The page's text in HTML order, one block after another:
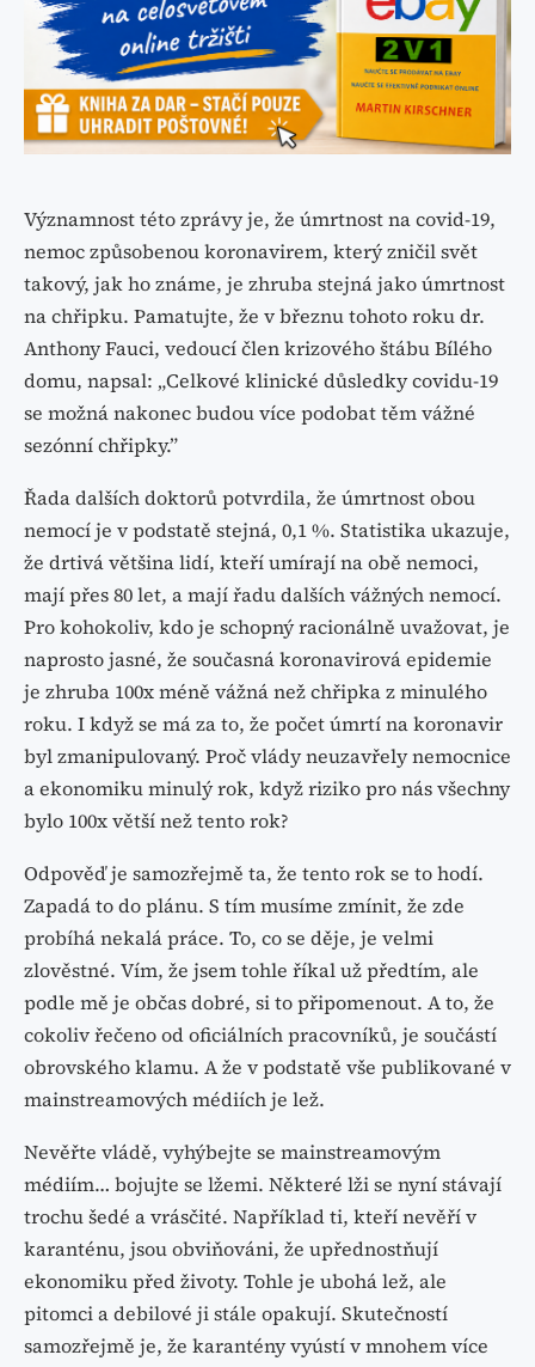
Významnost této zprávy je, že úmrtnost na covid-19,
nemoc způsobenou koronavirem, který zničil svět
takový, jak ho známe, je zhruba stejná jako úmrtnost
na chřipku. Pamatujte, že v březnu tohoto roku dr.
Anthony Fauci, vedoucí člen krizového štábu Bílého
domu, napsal: „Celkové klinické důsledky covidu-19
se možná nakonec budou více podobat těm vážné
sezónní chřipky.”
Řada dalších doktorů potvrdila, že úmrtnost obou
nemocí je v podstatě stejná, 0,1 %. Statistika ukazuje,
že drtivá většina lidí, kteří umírají na obě nemoci,
mají přes 80 let, a mají řadu dalších vážných nemocí.
Pro kohokoliv, kdo je schopný racionálně uvažovat, je
naprosto jasné, že současná koronavirová epidemie
je zhruba 100x méně vážná než chřipka z minulého
roku. I když se má za to, že počet úmrtí na koronavir
byl zmanipulovaný. Proč vlády neuzavřely nemocnice
a ekonomiku minulý rok, když riziko pro nás všechny
bylo 100x větší než tento rok?
Odpověď je samozřejmě ta, že tento rok se to hodí.
Zapadá to do plánu. S tím musíme zmínit, že zde
probíhá nekalá práce. To, co se děje, je velmi
zlověstné. Vím, že jsem tohle říkal už předtím, ale
podle mě je občas dobré, si to připomenout. A to, že
cokoliv řečeno od oficiálních pracovníků, je součástí
obrovského klamu. A že v podstatě vše publikované v
mainstreamových médiích je lež.
Nevěřte vládě, vyhýbejte se mainstreamovým
médiím… bojujte se lžemi. Některé lži se nyní stávají
trochu šedé a vrásčité. Například ti, kteří nevěří v
karanténu, jsou obviňováni, že upřednostňují
ekonomiku před životy. Tohle je ubohá lež, ale
pitomci a debilové ji stále opakují. Skutečností
samozřejmě je, že karantény vyústí v mnohem více